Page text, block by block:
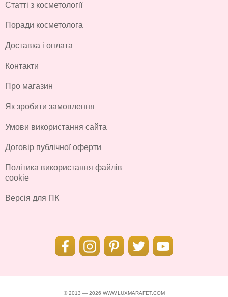
Статті з косметології
Поради косметолога
Доставка і оплата
Контакти
Про магазин
Як зробити замовлення
Умови використання сайта
Договір публічної оферти
Політика використання файлів
cookie
Версія для ПК
© 2013 — 2026 WWW.LUXMARAFET.COM